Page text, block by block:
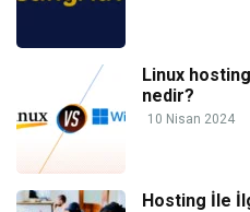
Linux
nedir?
10 Nisan 2024
Hosting İle